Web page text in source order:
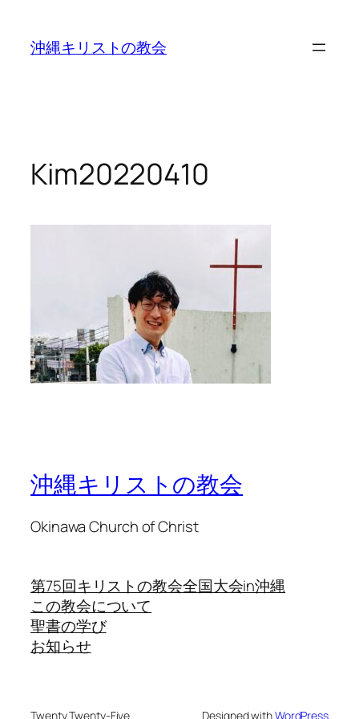
沖縄キリストの教会
Kim20220410
沖縄キリストの教会
Okinawa Church of Christ
第75回キリストの教会全国大会in沖縄
この教会について
聖書の学び
お知らせ
Twenty Twenty-Five Designed withWordPress